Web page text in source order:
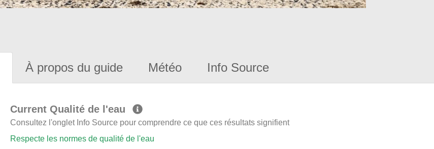
À propos du guide Météo Info Source
Current Qualité de l'eau
Consultez l'onglet Info Source pour comprendre ce que ces résultats signifient
Respecte les normes de qualité de l'eau